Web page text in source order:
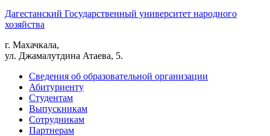
Дагестанский Государственный университет народного
хозяйства
г. Махачкала,
ул. Джамалутдина Атаева, 5.
Сведения об образовательной организации
Абитуриенту
Студентам
Выпускникам
Сотрудникам
Партнерам